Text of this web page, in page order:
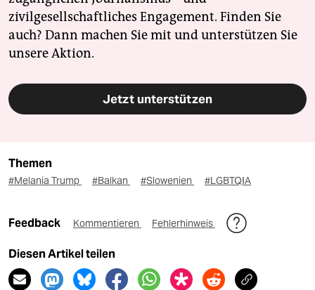
zivilgesellschaftliches Engagement. Finden Sie
auch? Dann machen Sie mit und unterstützen Sie
unsere Aktion.
Jetzt unterstützen
Themen
#Melania Trump #Balkan #Slowenien #LGBTQIA
Feedback Kommentieren Fehlerhinweis
Diesen Artikel teilen